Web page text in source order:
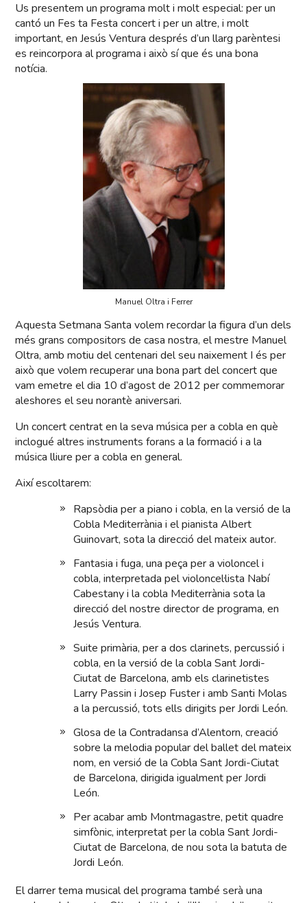
Us presentem un programa molt i molt especial: per un
cantó un Fes ta Festa concert i per un altre, i molt
important, en Jesús Ventura després d’un llarg parèntesi
es reincorpora al programa i això sí que és una bona
notícia.
Manuel Oltra i Ferrer
Aquesta Setmana Santa volem recordar la figura d’un dels
més grans compositors de casa nostra, el mestre Manuel
Oltra, amb motiu del centenari del seu naixement I és per
això que volem recuperar una bona part del concert que
vam emetre el dia 10 d’agost de 2012 per commemorar
aleshores el seu norantè aniversari.
Un concert centrat en la seva música per a cobla en què
inclogué altres instruments forans a la formació i a la
música lliure per a cobla en general.
Així escoltarem:
Rapsòdia per a piano i cobla, en la versió de la
Cobla Mediterrània i el pianista Albert
Guinovart, sota la direcció del mateix autor.
Fantasia i fuga, una peça per a violoncel i
cobla, interpretada pel violoncel·lista Nabí
Cabestany i la cobla Mediterrània sota la
direcció del nostre director de programa, en
Jesús Ventura.
Suite primària, per a dos clarinets, percussió i
cobla, en la versió de la cobla Sant Jordi-
Ciutat de Barcelona, amb els clarinetistes
Larry Passin i Josep Fuster i amb Santi Molas
a la percussió, tots ells dirigits per Jordi León.
Glosa de la Contradansa d’Alentorn, creació
sobre la melodia popular del ballet del mateix
nom, en versió de la Cobla Sant Jordi-Ciutat
de Barcelona, dirigida igualment per Jordi
León.
Per acabar amb Montmagastre, petit quadre
simfònic, interpretat per la cobla Sant Jordi-
Ciutat de Barcelona, de nou sota la batuta de
Jordi León.
El darrer tema musical del programa també serà una